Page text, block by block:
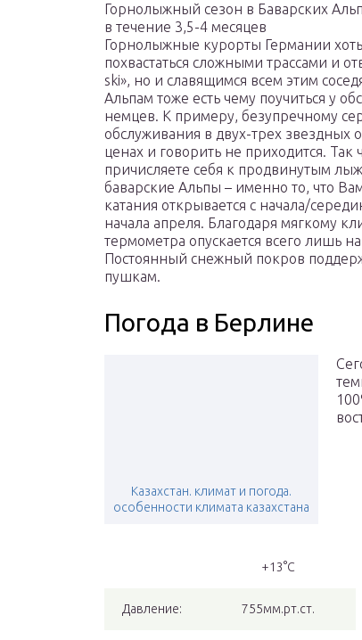
Горнолыжный сезон в Баварских
в течение 3,5-4 месяцев
Горнолыжные курорты Германии
похвастаться сложными трассами и
ski», но и славящимся всем этим
Альпам тоже есть чему поучиться у
немцев. К примеру, безупречному
обслуживания в двух-трех звездных
ценах и говорить не приходится. Так
причисляете себя к продвинутым
баварские Альпы – именно то, что
катания открывается с начала/
начала апреля. Благодаря мягкому
термометра опускается всего лишь
Постоянный снежный покров
пушкам.
Погода в Берлине
Казахстан. климат и погода.
особенности климата казахстана
+13°С
Давление: 755мм.рт.ст.